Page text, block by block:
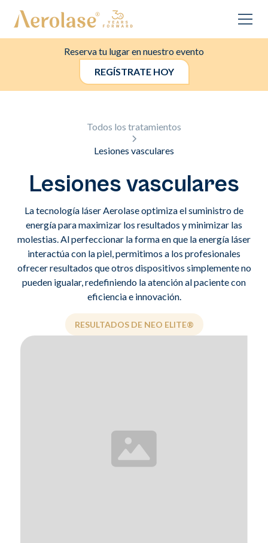
Reserva tu lugar en nuestro evento
REGÍSTRATE HOY
Todos los tratamientos
Lesiones vasculares
Lesiones vasculares
La tecnología láser Aerolase optimiza el suministro de
energía para maximizar los resultados y minimizar las
molestias. Al perfeccionar la forma en que la energía láser
interactúa con la piel, permitimos a los profesionales
ofrecer resultados que otros dispositivos simplemente no
pueden igualar, redefiniendo la atención al paciente con
eficiencia e innovación.
RESULTADOS DE NEO ELITE®